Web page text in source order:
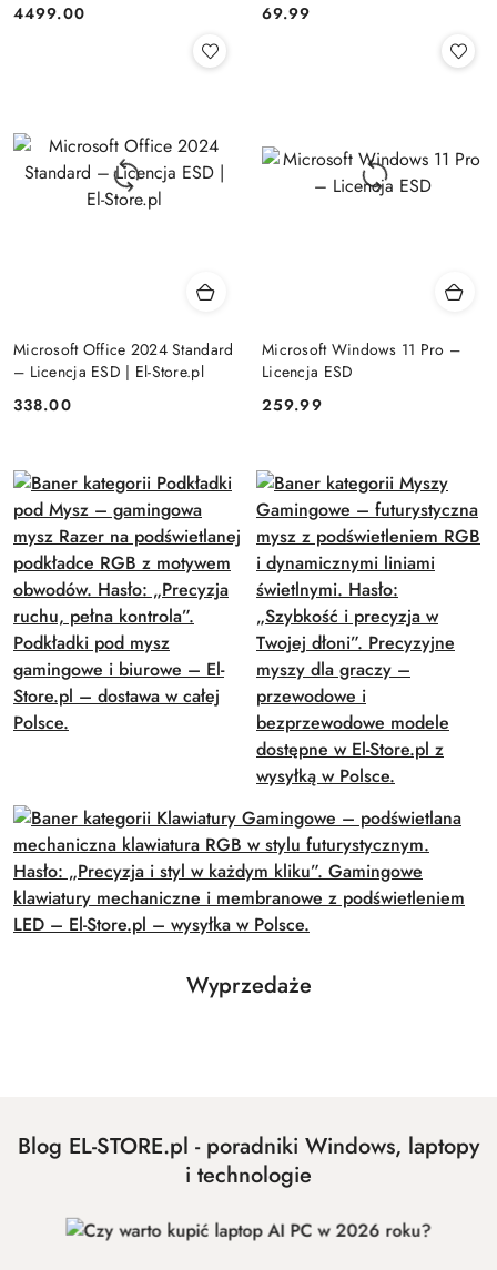
Win 11 | Mysz+ klawiatura 3 lata
Cena:
4499.00 Cena:
69.99
Microsoft Office 2024 Standard
– Licencja ESD | El-Store.pl
Cena:
338.00
Microsoft Windows 11 Pro –
Licencja ESD
Cena:
259.99
Pomiń karuzelę produktów
Produkty
Wyprzedaże
Blog EL-STORE.pl - poradniki Windows, laptopy
i technologie